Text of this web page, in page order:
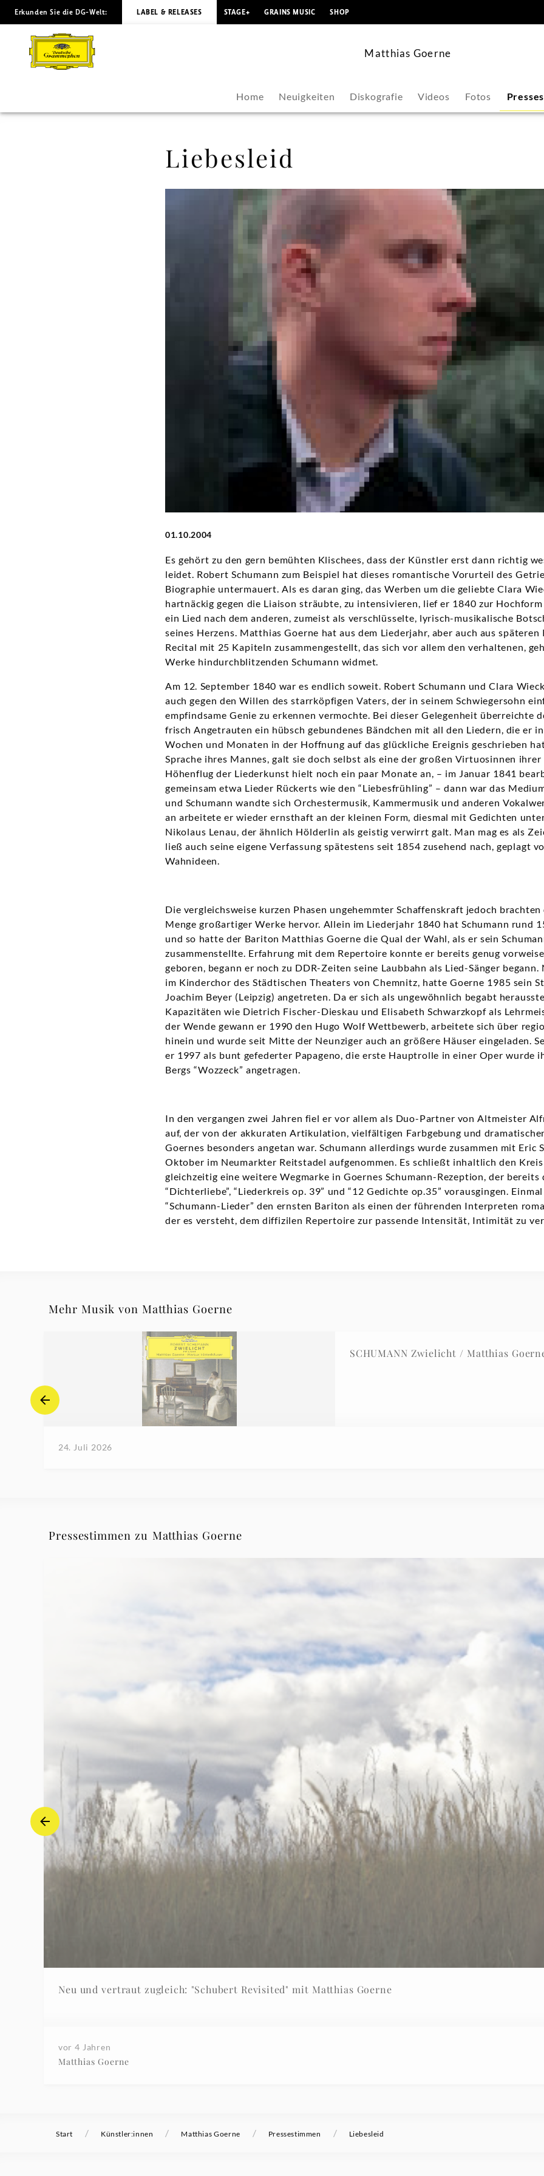
Liebesleid
Goerne
Erkunden Sie die DG-Welt: LABEL & RELEASES STAGE+ GRAINS MUSIC SHOP
Matthias Goerne
Home Neuigkeiten Diskografie Videos Fotos
Liebesleid
01.10.2004
Es gehört zu den gern bemühten Klischees, dass der Künstler erst dann richtig
leidet. Robert Schumann zum Beispiel hat dieses romantische Vorurteil des
Biographie untermauert. Als es daran ging, das Werben um die geliebte Clara
hartnäckig gegen die Liaison sträubte, zu intensivieren, lief er 1840 zur
ein Lied nach dem anderen, zumeist als verschlüsselte, lyrisch-musikalische
seines Herzens. Matthias Goerne hat aus dem Liederjahr, aber auch aus
Recital mit 25 Kapiteln zusammengestellt, das sich vor allem den verhaltenen,
Werke hindurchblitzenden Schumann widmet.
Am 12. September 1840 war es endlich soweit. Robert Schumann und Clara
auch gegen den Willen des starrköpfigen Vaters, der in seinem Schwiegersohn
empfindsame Genie zu erkennen vermochte. Bei dieser Gelegenheit überreichte
frisch Angetrauten ein hübsch gebundenes Bändchen mit all den Liedern, die er
Wochen und Monaten in der Hoffnung auf das glückliche Ereignis geschrieben
Sprache ihres Mannes, galt sie doch selbst als eine der großen Virtuosinnen
Höhenflug der Liederkunst hielt noch ein paar Monate an, – im Januar 1841
gemeinsam etwa Lieder Rückerts wie den “Liebesfrühling” – dann war das
und Schumann wandte sich Orchestermusik, Kammermusik und anderen
an arbeitete er wieder ernsthaft an der kleinen Form, diesmal mit Gedichten
Nikolaus Lenau, der ähnlich Hölderlin als geistig verwirrt galt. Man mag es als
ließ auch seine eigene Verfassung spätestens seit 1854 zusehend nach, geplagt
Wahnideen.
Die vergleichsweise kurzen Phasen ungehemmter Schaffenskraft jedoch
Menge großartiger Werke hervor. Allein im Liederjahr 1840 hat Schumann rund
und so hatte der Bariton Matthias Goerne die Qual der Wahl, als er sein
zusammenstellte. Erfahrung mit dem Repertoire konnte er bereits genug
geboren, begann er noch zu DDR-Zeiten seine Laubbahn als Lied-Sänger begann.
im Kinderchor des Städtischen Theaters von Chemnitz, hatte Goerne 1985 sein
Joachim Beyer (Leipzig) angetreten. Da er sich als ungewöhnlich begabt
Kapazitäten wie Dietrich Fischer-Dieskau und Elisabeth Schwarzkopf als
der Wende gewann er 1990 den Hugo Wolf Wettbewerb, arbeitete sich über
hinein und wurde seit Mitte der Neunziger auch an größere Häuser eingeladen.
er 1997 als bunt gefederter Papageno, die erste Hauptrolle in einer Oper wurde
Bergs “Wozzeck” angetragen.
In den vergangen zwei Jahren fiel er vor allem als Duo-Partner von Altmeister
auf, der von der akkuraten Artikulation, vielfältigen Farbgebung und
Goernes besonders angetan war. Schumann allerdings wurde zusammen mit Eric
Oktober im Neumarkter Reitstadel aufgenommen. Es schließt inhaltlich den
gleichzeitig eine weitere Wegmarke in Goernes Schumann-Rezeption, der bereits
“Dichterliebe”, “Liederkreis op. 39” und “12 Gedichte op.35” vorausgingen.
“Schumann-Lieder” den ernsten Bariton als einen der führenden Interpreten
der es versteht, dem diffizilen Repertoire zur passende Intensität, Intimität zu
Mehr Musik von Matthias Goerne
SCHUMANN Zwielicht / Matthias
24. Juli 2026
Pressestimmen zu Matthias Goerne
Neu und vertraut zugleich: "Schubert Revisited" mit Matthias Goerne
vor 4 Jahren
Matthias Goerne
Start / Künstler:innen / Matthias Goerne / Pressestimmen / Liebesleid